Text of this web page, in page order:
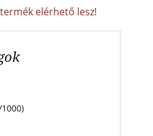
elérhető lesz!